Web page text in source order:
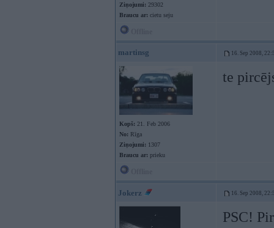
Ziņojumi: 29302
Braucu ar: cietu seju
martinsg 16. Sep 2008,
Kopš: 21. Feb 2006
No: Rīga
Ziņojumi: 1307
Braucu ar: prieku
te
Jokerz 16. Sep 2008,
PSC!